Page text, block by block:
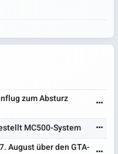
zum Absturz
MC500-System
August über den GTA-